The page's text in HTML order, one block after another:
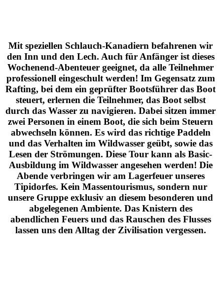
Mit speziellen Schlauch-Kanadiern befahrenen wir
den Inn und den Lech. Auch für Anfänger ist dieses
Wochenend-Abenteuer geeignet, da alle Teilnehmer
professionell eingeschult werden! Im Gegensatz zum
Rafting, bei dem ein geprüfter Bootsführer das Boot
steuert, erlernen die Teilnehmer, das Boot selbst
durch das Wasser zu navigieren. Dabei sitzen immer
zwei Personen in einem Boot, die sich beim Steuern
abwechseln können. Es wird das richtige Paddeln
und das Verhalten im Wildwasser geübt, sowie das
Lesen der Strömungen. Diese Tour kann als Basic-
Ausbildung im Wildwasser angesehen werden! Die
Abende verbringen wir am Lagerfeuer unseres
Tipidorfes. Kein Massentourismus, sondern nur
unsere Gruppe exklusiv an diesem besonderen und
abgelegenen Ambiente. Das Knistern des
abendlichen Feuers und das Rauschen des Flusses
lassen uns den Alltag der Zivilisation vergessen.